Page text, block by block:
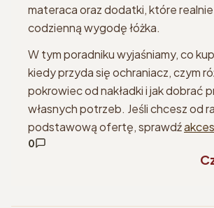
materaca oraz dodatki, które realnie
codzienną wygodę łóżka.
W tym poradniku wyjaśniamy, co
kiedy przyda się ochraniacz, czym
pokrowiec od nakładki i jak dobrać
własnych potrzeb. Jeśli chcesz od
podstawową ofertę, sprawdź
0